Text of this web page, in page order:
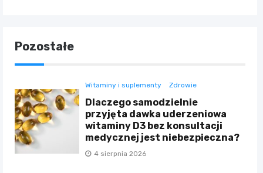
Pozostałe
Witaminy i suplementy Zdrowie
Dlaczego samodzielnie
przyjęta dawka uderzeniowa
witaminy D3 bez konsultacji
medycznej jest niebezpieczna?
4 sierpnia 2026